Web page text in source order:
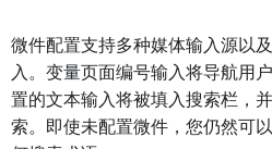
微件配置支持多种媒体输入源以
入。变量页面编号输入将导航用
置的文本输入将被填入搜索栏，
索。即使未配置微件，您仍然可